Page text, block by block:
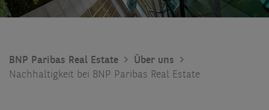
BNP Paribas Real Estate
Über uns
Nachhaltigkeit bei BNP Paribas Real Estate